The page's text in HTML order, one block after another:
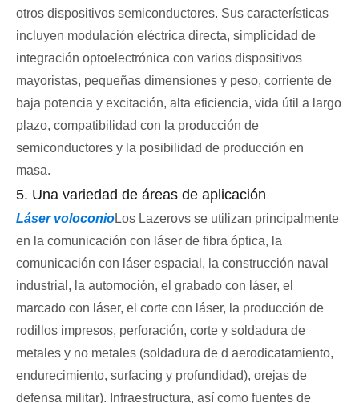
otros dispositivos semiconductores. Sus características
incluyen modulación eléctrica directa, simplicidad de
integración optoelectrónica con varios dispositivos
mayoristas, pequeñas dimensiones y peso, corriente de
baja potencia y excitación, alta eficiencia, vida útil a largo
plazo, compatibilidad con la producción de
semiconductores y la posibilidad de producción en
masa.
5. Una variedad de áreas de aplicación
Láser voloconioLos Lazerovs se utilizan principalmente
en la comunicación con láser de fibra óptica, la
comunicación con láser espacial, la construcción naval
industrial, la automoción, el grabado con láser, el
marcado con láser, el corte con láser, la producción de
rodillos impresos, perforación, corte y soldadura de
metales y no metales (soldadura de d aerodicatamiento,
endurecimiento, surfacing y profundidad), orejas de
defensa militar). Infraestructura, así como fuentes de